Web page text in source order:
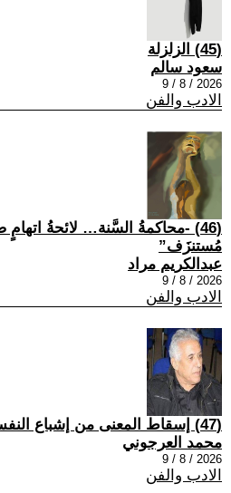
(45) الزلزلة
سعود سالم
2026 / 8 / 9
الادب والفن
(46) -محاكمةُ السَّنة… لائحةُ
مُستنزَف”
عبدالكريم مراد
2026 / 8 / 9
الادب والفن
(47) إسقاط المعنى من إشباع النفس والمُنى
محمد العرجوني
2026 / 8 / 9
الادب والفن